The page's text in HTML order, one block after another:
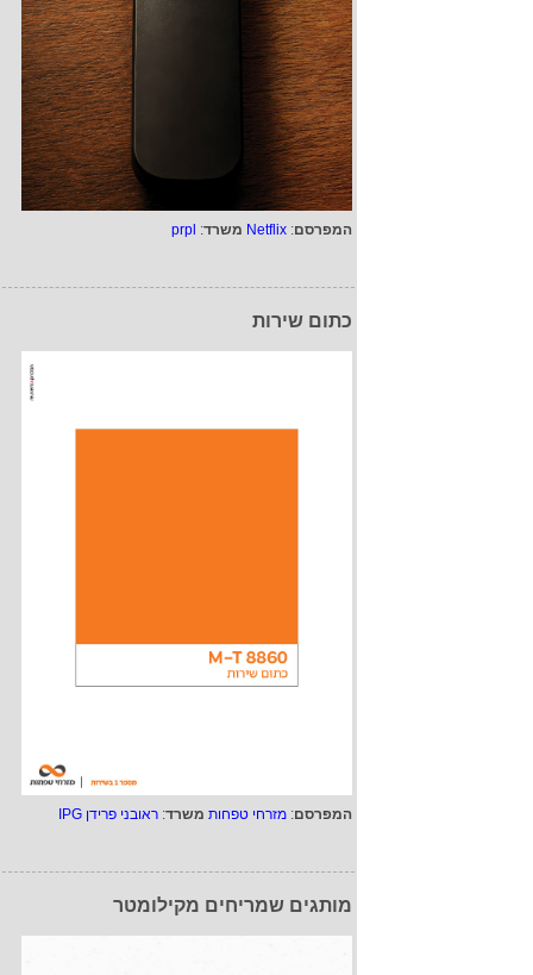
המפרסם:
Netflix משרד:
prpl
כתום שירות
המפרסם: מזרחי טפחות משרד: ראובני פרידן IPG
מותגים שמריחים מקילומטר